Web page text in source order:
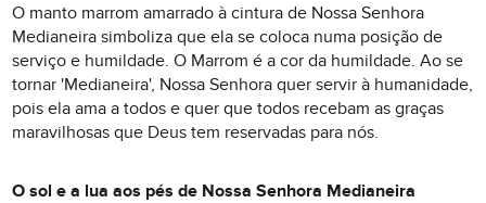
O manto marrom amarrado à cintura de Nossa Senhora
Medianeira simboliza que ela se coloca numa posição de
serviço e humildade. O Marrom é a cor da humildade. Ao se
tornar 'Medianeira', Nossa Senhora quer servir à humanidade,
pois ela ama a todos e quer que todos recebam as graças
maravilhosas que Deus tem reservadas para nós.
O sol e a lua aos pés de Nossa Senhora Medianeira